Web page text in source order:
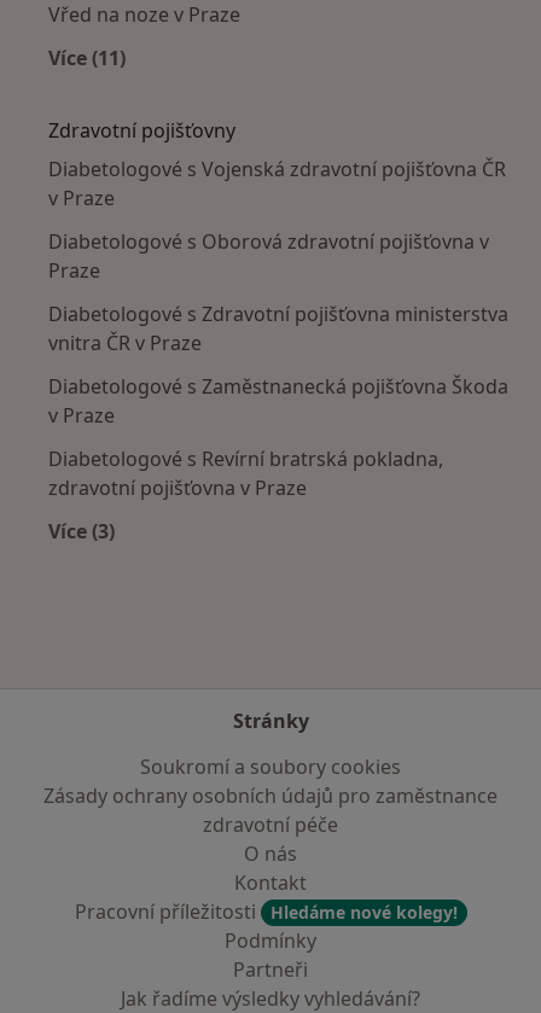
Vřed na noze v Praze
Více (11)
Zdravotní pojišťovny
Diabetologové s Vojenská zdravotní pojišťovna ČR
v Praze
Diabetologové s Oborová zdravotní pojišťovna v
Praze
Diabetologové s Zdravotní pojišťovna ministerstva
vnitra ČR v Praze
Diabetologové s Zaměstnanecká pojišťovna Škoda
v Praze
Diabetologové s Revírní bratrská pokladna,
zdravotní pojišťovna v Praze
Více (3)
Stránky
Soukromí a soubory cookies
Zásady ochrany osobních údajů pro zaměstnance
zdravotní péče
O nás
Kontakt
Pracovní příležitosti
Hledáme nové kolegy!
Podmínky
Partneři
Jak řadíme výsledky vyhledávání?